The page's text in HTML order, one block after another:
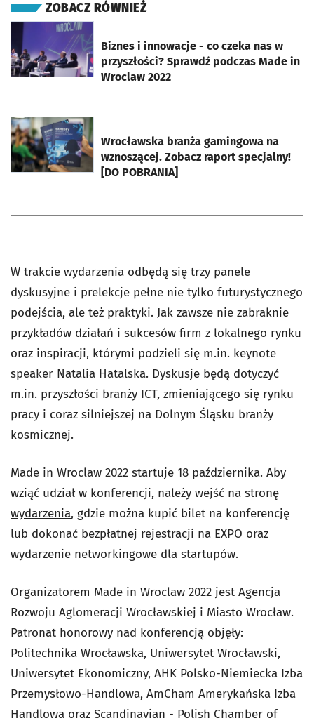
ZOBACZ RÓWNIEŻ
Biznes i innowacje - co czeka nas w
przyszłości? Sprawdź podczas Made in
Wroclaw 2022
otworzy się w nowej karcie
Wrocławska branża gamingowa na
wznoszącej. Zobacz raport specjalny!
[DO POBRANIA]
otworzy się w nowej karcie
W trakcie wydarzenia odbędą się trzy panele
dyskusyjne i prelekcje pełne nie tylko futurystycznego
podejścia, ale też praktyki. Jak zawsze nie zabraknie
przykładów działań i sukcesów firm z lokalnego rynku
oraz inspiracji, którymi podzieli się m.in. keynote
speaker Natalia Hatalska. Dyskusje będą dotyczyć
m.in. przyszłości branży ICT, zmieniającego się rynku
pracy i coraz silniejszej na Dolnym Śląsku branży
kosmicznej.
Made in Wroclaw 2022 startuje 18 października. Aby
wziąć udział w konferencji, należy wejść na stronę
wydarzenia, gdzie można kupić bilet na konferencję
lub dokonać bezpłatnej rejestracji na EXPO oraz
wydarzenie networkingowe dla startupów.
Organizatorem Made in Wroclaw 2022 jest Agencja
Rozwoju Aglomeracji Wrocławskiej i Miasto Wrocław.
Patronat honorowy nad konferencją objęły:
Politechnika Wrocławska, Uniwersytet Wrocławski,
Uniwersytet Ekonomiczny, AHK Polsko-Niemiecka Izba
Przemysłowo-Handlowa, AmCham Amerykańska Izba
Handlowa oraz Scandinavian - Polish Chamber of